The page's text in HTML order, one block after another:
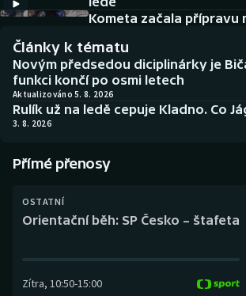
Americký fotbal
Baseball a softbal
Basketbal
Biatlon
Boby a skeleton
Box
Dostihy
NEPŘEHLÉDNĚTE
Soutěže
Historické návraty
Aplikace ČT sport
AZ kvíz
Kometa začala přípravu
Články k tématu
Novým předsedou diciplinárky je
funkci končí po osmi letech
Aktualizováno 5. 8. 2026
Rulík už na ledě cepuje Kladno. Co
3. 8. 2026
Přímé přenosy
OSTATNÍ
Orientační běh: SP Česko – štafeta
Zítra, 10:50-15:00